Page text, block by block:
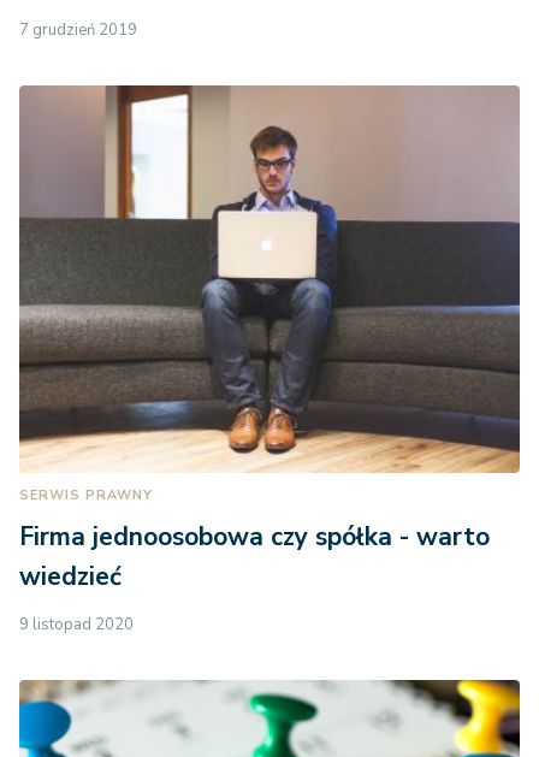
7 grudzień 2019
SERWIS PRAWNY
Firma jednoosobowa czy spółka - warto
wiedzieć
9 listopad 2020